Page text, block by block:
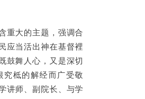
重大的主题，强调合
应当活出神在基督裡
鼓舞人心，又是深切
究柢的解经而广受敬
讲师、副院长、与学